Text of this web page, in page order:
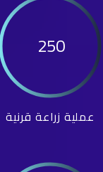
250
عملية زراعة قرنية